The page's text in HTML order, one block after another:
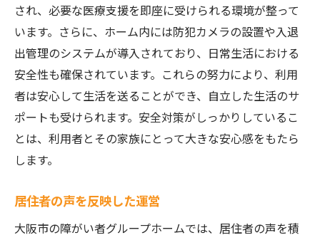
され、必要な医療支援を即座に受けられる環境が整って
います。さらに、ホーム内には防犯カメラの設置や入退
出管理のシステムが導入されており、日常生活における
安全性も確保されています。これらの努力により、利用
者は安心して生活を送ることができ、自立した生活のサ
ポートも受けられます。安全対策がしっかりしているこ
とは、利用者とその家族にとって大きな安心感をもたら
します。
居住者の声を反映した運営
大阪市の障がい者グループホームでは、居住者の声を積